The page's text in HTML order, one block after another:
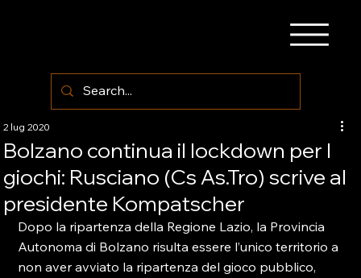
Bolzano continua il lockdown per I
giochi: Rusciano (Cs As.Tro) scrive al
presidente Kompatscher
2 lug 2020
Dopo la ripartenza della Regione Lazio, la Provincia
Autonoma di Bolzano risulta essere l’unico territorio a
non aver avviato la ripartenza del gioco pubblico,